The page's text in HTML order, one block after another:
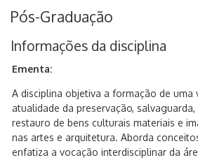
Pós-Graduação
Informações da disciplina
Ementa:
A disciplina objetiva a formação de uma
atualidade da preservação,
restauro de bens culturais materiais e
nas artes e arquitetura. Aborda
enfatiza a vocação interdisciplinar da